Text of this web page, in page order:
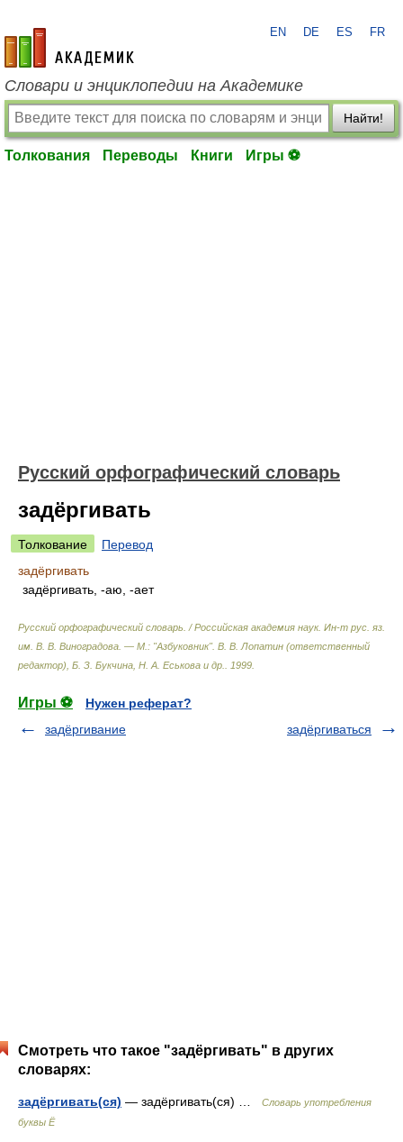
academic.ru
EN DE ES FR
Словари и энциклопедии на Академике
Найти!
Толкования Переводы Книги Игры ⚽
Русский орфографический словарь
задёргивать
Толкование
Перевод
задёргивать
задёргивать, -аю, -ает
Русский орфографический словарь. / Российская академия наук. Ин-т рус. яз.
им. В. В. Виноградова. — М.: "Азбуковник". В. В. Лопатин (ответственный
редактор), Б. З. Букчина, Н. А. Еськова и др.
1999
Игры ⚽
Нужен реферат?
задёргивание
задёргиваться
Смотреть что такое "задёргивать" в других
словарях:
задёргивать(ся) — задёргивать(ся) …
Словарь употребления
буквы Ё